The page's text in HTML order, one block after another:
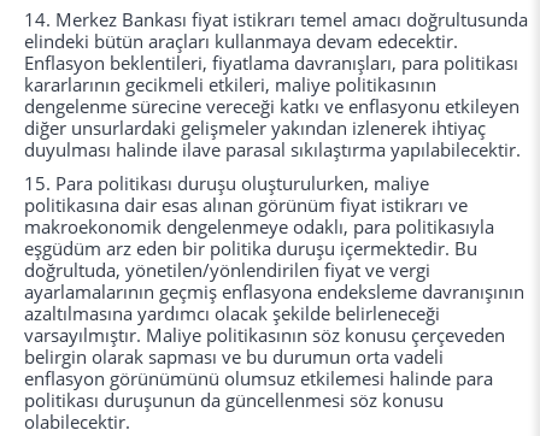
14. Merkez Bankası fiyat istikrarı temel amacı doğrultusunda
elindeki bütün araçları kullanmaya devam edecektir.
Enflasyon beklentileri, fiyatlama davranışları, para politikası
kararlarının gecikmeli etkileri, maliye politikasının
dengelenme sürecine vereceği katkı ve enflasyonu etkileyen
diğer unsurlardaki gelişmeler yakından izlenerek ihtiyaç
duyulması halinde ilave parasal sıkılaştırma yapılabilecektir.
15. Para politikası duruşu oluşturulurken, maliye
politikasına dair esas alınan görünüm fiyat istikrarı ve
makroekonomik dengelenmeye odaklı, para politikasıyla
eşgüdüm arz eden bir politika duruşu içermektedir. Bu
doğrultuda, yönetilen/yönlendirilen fiyat ve vergi
ayarlamalarının geçmiş enflasyona endeksleme davranışının
azaltılmasına yardımcı olacak şekilde belirleneceği
varsayılmıştır. Maliye politikasının söz konusu çerçeveden
belirgin olarak sapması ve bu durumun orta vadeli
enflasyon görünümünü olumsuz etkilemesi halinde para
politikası duruşunun da güncellenmesi söz konusu
olabilecektir.